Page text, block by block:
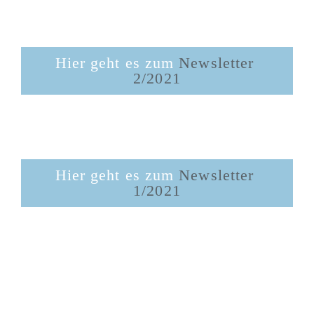
Hier geht es zum Newsletter
2/2021
Hier geht es zum Newsletter
1/2021